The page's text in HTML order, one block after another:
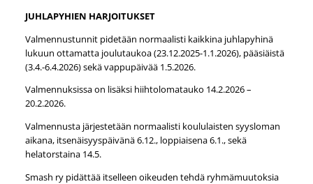
JUHLAPYHIEN HARJOITUKSET
Valmennustunnit pidetään normaalisti kaikkina juhlapyhinä
lukuun ottamatta joulutaukoa (23.12.2025-1.1.2026), pääsiäistä
(3.4.-6.4.2026) sekä vappupäivää 1.5.2026.
Valmennuksissa on lisäksi hiihtolomatauko 14.2.2026 –
20.2.2026.
Valmennusta järjestetään normaalisti koululaisten syysloman
aikana, itsenäisyyspäivänä 6.12., loppiaisena 6.1., sekä
helatorstaina 14.5.
Smash ry pidättää itselleen oikeuden tehdä ryhmämuutoksia